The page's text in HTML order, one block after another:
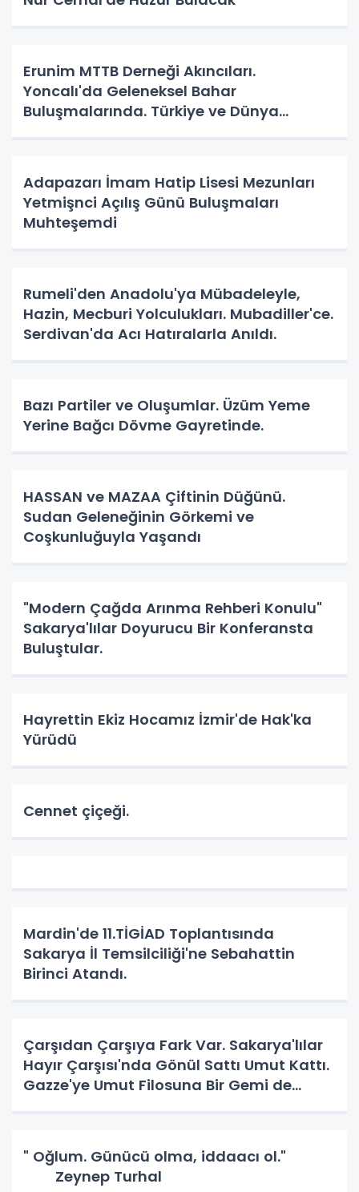
Erunim MTTB Derneği Akıncıları.
Yoncalı'da Geleneksel Bahar
Buluşmalarında. Türkiye ve Dünya
Adapazarı İmam Hatip Lisesi Mezunları
Yetmişnci Açılış Günü Buluşmaları
Muhteşemdi
Rumeli'den Anadolu'ya Mübadeleyle,
Hazin, Mecburi Yolculukları. Mubadiller'ce.
Serdivan'da Acı Hatıralarla Anıldı.
Bazı Partiler ve Oluşumlar. Üzüm Yeme
Yerine Bağcı Dövme Gayretinde.
HASSAN ve MAZAA Çiftinin Düğünü.
Sudan Geleneğinin Görkemi ve
Coşkunluğuyla Yaşandı
"Modern Çağda Arınma Rehberi Konulu"
Sakarya'lılar Doyurucu Bir Konferansta
Buluştular.
Hayrettin Ekiz Hocamız İzmir'de Hak'ka
Yürüdü
Cennet çiçeği.
Mardin'de 11.TİGİAD Toplantısında
Sakarya İl Temsilciliği'ne Sebahattin
Birinci Atandı.
Çarşıdan Çarşıya Fark Var. Sakarya'lılar
Hayır Çarşısı'nda Gönül Sattı Umut Kattı.
Gazze'ye Umut Filosuna Bir Gemi de
" Oğlum. Günücü olma, iddaacı ol."
Zeynep Turhal